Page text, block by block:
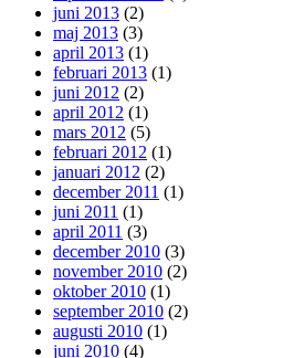
juni 2013 (2)
maj 2013 (3)
april 2013 (1)
februari 2013 (1)
juni 2012 (2)
april 2012 (1)
mars 2012 (5)
februari 2012 (1)
januari 2012 (2)
december 2011 (1)
juni 2011 (1)
april 2011 (3)
december 2010 (3)
november 2010 (2)
oktober 2010 (1)
september 2010 (2)
augusti 2010 (1)
juni 2010 (4)